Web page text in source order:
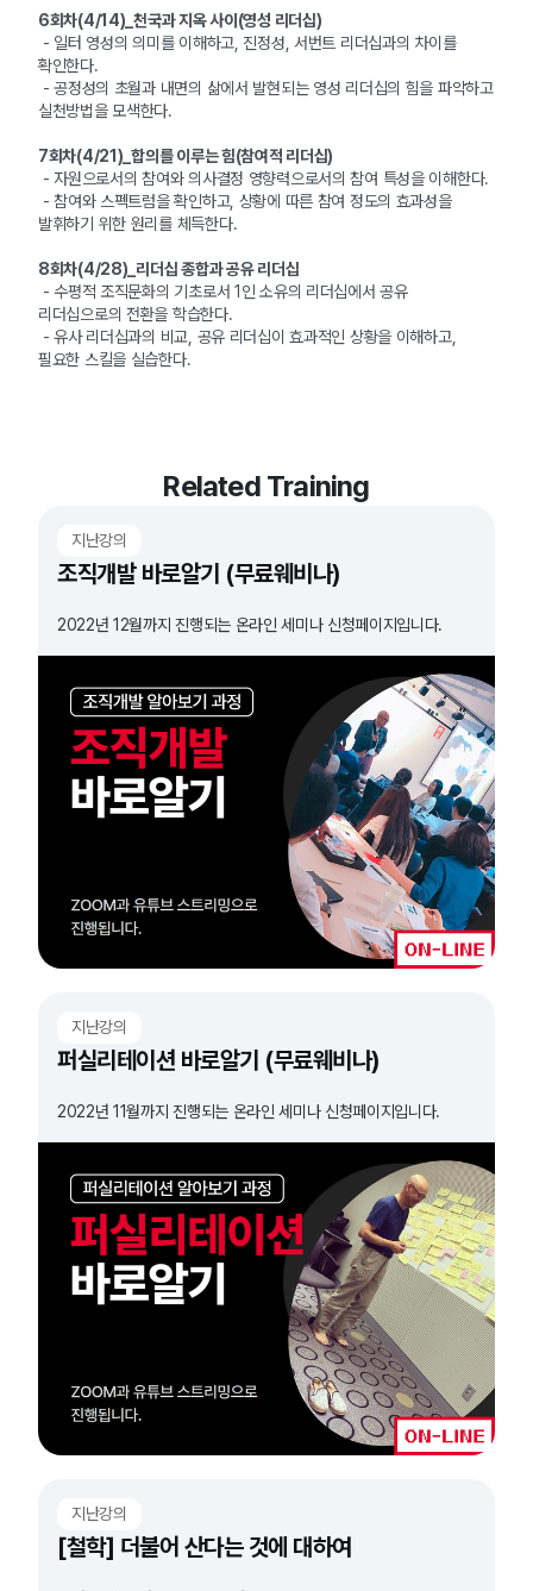
6회차(4/14)_천국과 지옥 사이(영성 리더십)
- 일터 영성의 의미를 이해하고, 진정성, 서번트 리더십과의 차이를
확인한다.
- 공정성의 초월과 내면의 삶에서 발현되는 영성 리더십의 힘을 파악하고
실천방법을 모색한다.
7회차(4/21)_합의를 이루는 힘(참여적 리더십)
- 자원으로서의 참여와 의사결정 영향력으로서의 참여 특성을 이해한다.
- 참여와 스펙트럼을 확인하고, 상황에 따른 참여 정도의 효과성을
발휘하기 위한 원리를 체득한다.
8회차(4/28)_리더십 종합과 공유 리더십
- 수평적 조직문화의 기초로서 1인 소유의 리더십에서 공유
리더십으로의 전환을 학습한다.
- 유사 리더십과의 비교, 공유 리더십이 효과적인 상황을 이해하고,
필요한 스킬을 실습한다.
Related Training
지난강의
조직개발 바로알기 (무료웨비나)
2022년 12월까지 진행되는 온라인 세미나 신청페이지입니다.
지난강의
퍼실리테이션 바로알기 (무료웨비나)
2022년 11월까지 진행되는 온라인 세미나 신청페이지입니다.
지난강의
[철학] 더불어 산다는 것에 대하여